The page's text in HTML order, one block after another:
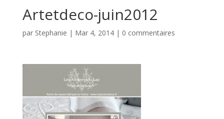
Artetdeco-juin2012
par Stephanie | Mar 4, 2014| 0 commentaires